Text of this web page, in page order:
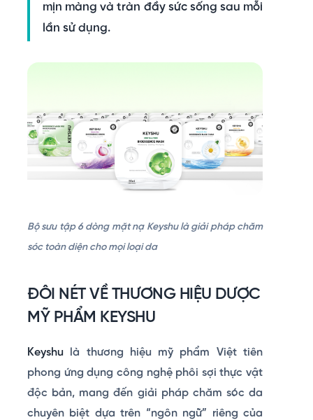
mịn màng và tràn đầy sức sống sau mỗi
lần sử dụng.
Bộ sưu tập 6 dòng mặt nạ Keyshu là giải pháp chăm
sóc toàn diện cho mọi loại da
ĐÔI NÉT VỀ THƯƠNG HIỆU DƯỢC
MỸ PHẨM KEYSHU
Keyshu là thương hiệu mỹ phẩm Việt tiên
phong ứng dụng công nghệ phôi sợi thực vật
độc bản, mang đến giải pháp chăm sóc da
chuyên biệt dựa trên “ngôn ngữ” riêng của